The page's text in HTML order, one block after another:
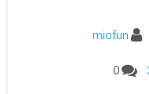
miofun
0